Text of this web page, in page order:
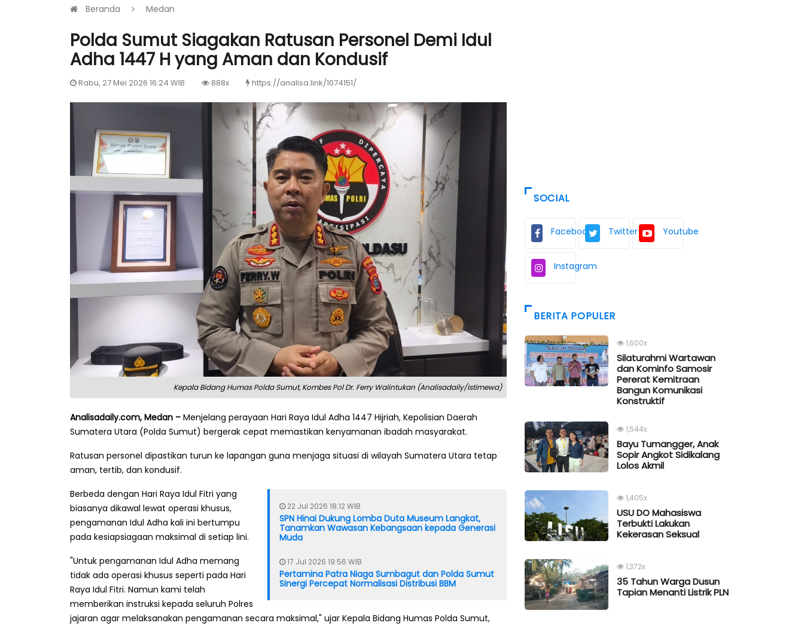
Beranda Medan
Polda Sumut Siagakan Ratusan Personel Demi Idul
Adha 1447 H yang Aman dan Kondusif
Rabu, 27 Mei 2026 16:24 WIB 888x https://analisa.link/1074151/
Kepala Bidang Humas Polda Sumut, Kombes Pol Dr. Ferry Walintukan (Analisadaily/Istimewa)
Analisadaily.com, Medan – Menjelang perayaan Hari Raya Idul Adha 1447 Hijriah, Kepolisian Daerah
Sumatera Utara (Polda Sumut) bergerak cepat memastikan kenyamanan ibadah masyarakat.
Ratusan personel dipastikan turun ke lapangan guna menjaga situasi di wilayah Sumatera Utara tetap
aman, tertib, dan kondusif.
22 Jul 2026 18:12 WIB
SPN Hinai Dukung Lomba Duta Museum Langkat,
Tanamkan Wawasan Kebangsaan kepada Generasi
Muda
17 Jul 2026 19:56 WIB
Pertamina Patra Niaga Sumbagut dan Polda Sumut
Sinergi Percepat Normalisasi Distribusi BBM
Berbeda dengan Hari Raya Idul Fitri yang
biasanya dikawal lewat operasi khusus,
pengamanan Idul Adha kali ini bertumpu
pada kesiapsiagaan maksimal di setiap lini.
"Untuk pengamanan Idul Adha memang
tidak ada operasi khusus seperti pada Hari
Raya Idul Fitri. Namun kami telah
memberikan instruksi kepada seluruh Polres
jajaran agar melaksanakan pengamanan secara maksimal," ujar Kepala Bidang Humas Polda Sumut,
SOCIAL
Facebook Twitter Youtube
Instagram
BERITA POPULER
1,600x
Silaturahmi Wartawan
dan Kominfo Samosir
Pererat Kemitraan
Bangun Komunikasi
Konstruktif
1,544x
Bayu Tumangger, Anak
Sopir Angkot Sidikalang
Lolos Akmil
1,405x
USU DO Mahasiswa
Terbukti Lakukan
Kekerasan Seksual
1,372x
35 Tahun Warga Dusun
Tapian Menanti Listrik PLN